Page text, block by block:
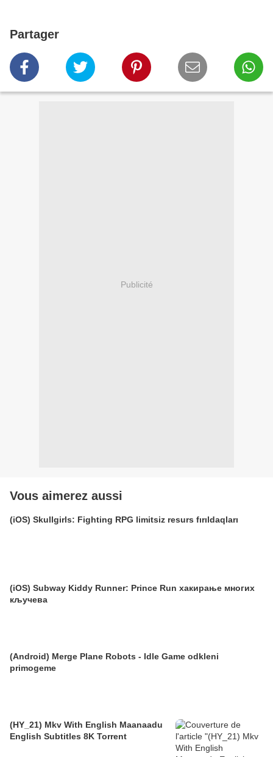
Partager
Publicité
Vous aimerez aussi
(iOS) Skullgirls: Fighting RPG limitsiz resurs fırıldaqları
(iOS) Subway Kiddy Runner: Prince Run хакирање многих
кључева
(Android) Merge Plane Robots - Idle Game odkleni
primogeme
(HY_21) Mkv With English Maanaadu
English Subtitles 8K Torrent